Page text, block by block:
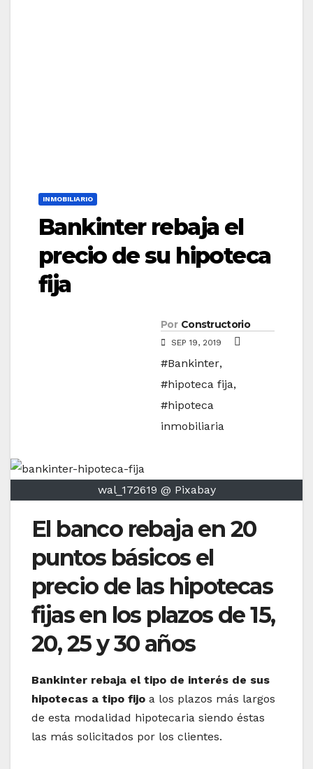
INMOBILIARIO
Bankinter rebaja el
precio de su hipoteca
fija
Por Constructorio
SEP 19, 2019
#Bankinter,
#hipoteca fija,
#hipoteca
inmobiliaria
wal_172619 @ Pixabay
El banco rebaja en 20
puntos básicos el
precio de las hipotecas
fijas en los plazos de 15,
20, 25 y 30 años
Bankinter rebaja el tipo de interés de sus
hipotecas a tipo fijo a los plazos más largos
de esta modalidad hipotecaria siendo éstas
las más solicitados por los clientes.